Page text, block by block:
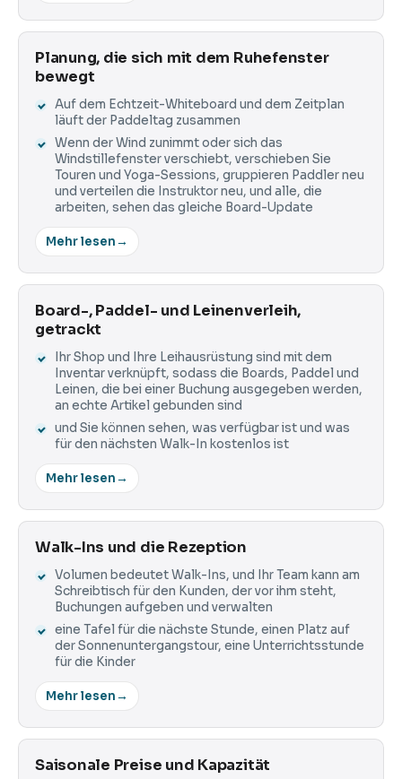
Planung, die sich mit dem Ruhefenster
bewegt
Auf dem Echtzeit-Whiteboard und dem Zeitplan
läuft der Paddeltag zusammen
Wenn der Wind zunimmt oder sich das
Windstillefenster verschiebt, verschieben Sie
Touren und Yoga-Sessions, gruppieren Paddler neu
und verteilen die Instruktor neu, und alle, die
arbeiten, sehen das gleiche Board-Update
Mehr lesen→
Board-, Paddel- und Leinenverleih,
getrackt
Ihr Shop und Ihre Leihausrüstung sind mit dem
Inventar verknüpft, sodass die Boards, Paddel und
Leinen, die bei einer Buchung ausgegeben werden,
an echte Artikel gebunden sind
und Sie können sehen, was verfügbar ist und was
für den nächsten Walk-In kostenlos ist
Mehr lesen→
Walk-Ins und die Rezeption
Volumen bedeutet Walk-Ins, und Ihr Team kann am
Schreibtisch für den Kunden, der vor ihm steht,
Buchungen aufgeben und verwalten
eine Tafel für die nächste Stunde, einen Platz auf
der Sonnenuntergangstour, eine Unterrichtsstunde
für die Kinder
Mehr lesen→
Saisonale Preise und Kapazität